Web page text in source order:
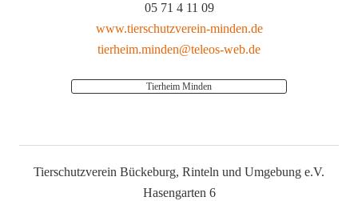
05 71 4 11 09
www.tierschutzverein-minden.de
tierheim.minden@teleos-web.de
Tierheim Minden
Tierschutzverein Bückeburg, Rinteln und Umgebung e.V.
Hasengarten 6